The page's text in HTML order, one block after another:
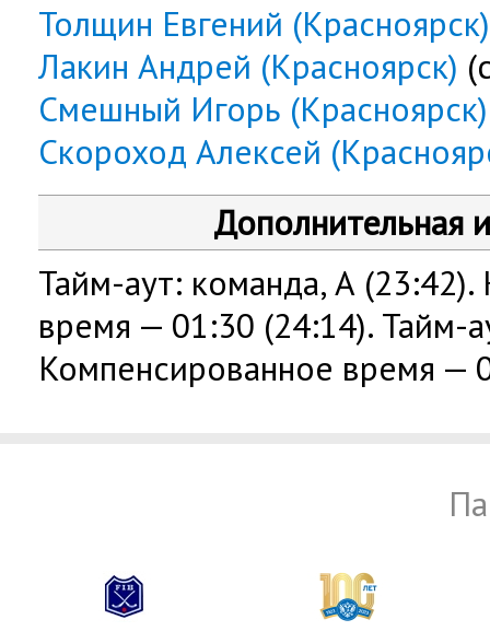
Толщин Евгений (Красноярск)
Лакин Андрей (Красноярск)
Смешный Игорь (Красноярск)
Скороход Алексей
Дополнительная
Тайм-аут: команда, А
время — 01:30 (24:14). Тайм-
Компенсированное время —